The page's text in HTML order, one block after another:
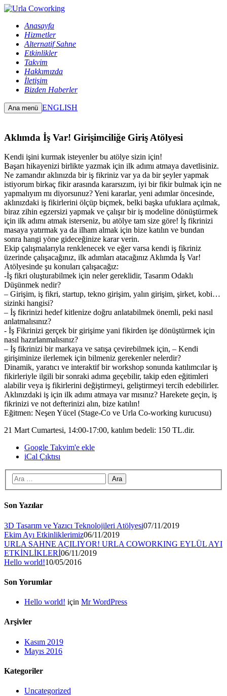
Anasayfa
Hizmetler
Alternatif Sahne
Etkinlikler
Takvim
Hakkımızda
İletişim
Bizden Haberler
Ana menü ENGLISH
Aklımda İş Var! Girişimciliğe Giriş Atölyesi
Kendi işini kurmak isteyenler bu atölye sizin için!
Başarı hikayenizi birlikte yazma​k​ için ilk adımı atmaya davetlisiniz.
Ne zamandır aklınızda bir iş fikriniz var ya da bir şeyler yapmak
istiyorum birkaç fikir arasında kararsızım, iyi bir fikir bulmak için ne
yapmalıyım mı diyorsunuz? Yeni kararlar, yeni adımlar öncesinde,
aklınızdaki iş fikirlerini ölçüp biçmek, belki başka ufuklara açılmak,
biraz zihin egzersizi yapmak ve çalışır bir iş modeline dönüştürmek
için ilk adımı atmak isterseniz, bu atölye tam size göre! İş fikrinizi
masaya yatırmak ya da ilham almak için bize katılın​ ve bundan
sonra hangi yöne gideceğinize karar verin​.
​​Ekip çalışmalarıyla renklenecek ve eğer varsa kendi iş fikriniz
üzerinde çalışacağınız, ilk adımları atacağınız Aklımda İş Var!
Atölyesinde şu konuları çalışacağız:
-İş fikri oluşturabilmek için neler gereklidir, Tasarım Odaklı
Düşünmek nedir?
– Girişim, iş fikri, startup, tekno girişim, yalın girişim, şirket, kobi…
sizinki hangisi?
– İş fikrinizi​ ​hedef kitlenize doğru anlatabilmek önemli, peki nasıl
anlatmalısınız?
​- İş Fikrinizi gerçek bir girişime yani fikirden işe dönüştürmek için
nasıl hazırlanmalısınız?​
– İş fikrinizi bir markaya ​ve satışa ​çevirebilmek için, – ​Kendi
girişiminize ilerlemek için bilmeniz gerekenler nelerdir?​​
Dinamik, yaratıcı ve interaktif bir workshop sonunda katılımcılar iş
fikirleriyle ilgili bir sonraki adıma geçebilir, takip eden eğitimleri
alabilir veya iş fikirlerini değiştirmeyi, geliştirmeyi tercih edebilirler.
Aklınızdaki iş için ilk adımı atmaya var mısınız? Harekete geçin, iş
fikrinizi ve not defterinizi alın, bize katılın!
Eğitmen: Neşen Yücel (Stage-Co ve Urla Co-working kurucusu)
21 Mart Cumartesi, 14:00-17:00, katılım bedeli: 150 TL.dir.
Google Takvim'e ekle
iCal Çıktısı
Son Yazılar
3D Tasarım ve Yazıcı Teknolojileri Atölyesi07/11/2019
Ekim Ayı Etkinliklerimiz06/11/2019
URLA SAHNE AÇILIYOR! URLA COWORKING EYLÜL AYI
ETKİNLİKLERİ06/11/2019
Hello world!10/05/2016
Son Yorumlar
Hello world! için Mr WordPress
Arşivler
Kasım 2019
Mayıs 2016
Kategoriler
Uncategorized